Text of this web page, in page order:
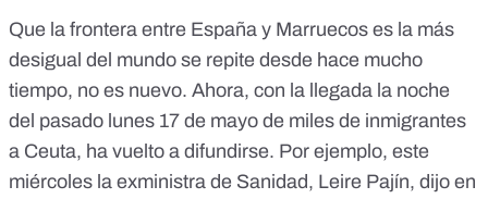
Que la frontera entre España y Marruecos es la más
desigual del mundo se repite desde hace mucho
tiempo, no es nuevo. Ahora, con la llegada la noche
del pasado lunes 17 de mayo de miles de inmigrantes
a Ceuta, ha vuelto a difundirse. Por ejemplo, este
miércoles la exministra de Sanidad, Leire Pajín, dijo en